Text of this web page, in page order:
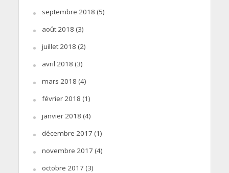
septembre 2018 (5)
août 2018 (3)
juillet 2018 (2)
avril 2018 (3)
mars 2018 (4)
février 2018 (1)
janvier 2018 (4)
décembre 2017 (1)
novembre 2017 (4)
octobre 2017 (3)